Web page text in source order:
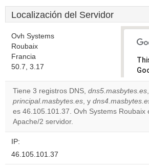
Localización del Servidor
Ovh Systems
Roubaix
Francia
50.7, 3.17
Tiene 3 registros DNS, dns5.masbytes.es,
principal.masbytes.es, y
es 46.105.101.37. Ovh Systems Roubaix
Apache/2 servidor.
IP:
46.105.101.37